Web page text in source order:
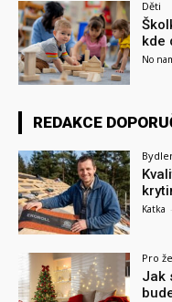
Děti
kde
No
REDAKCE
Katka -
Pro
Jak